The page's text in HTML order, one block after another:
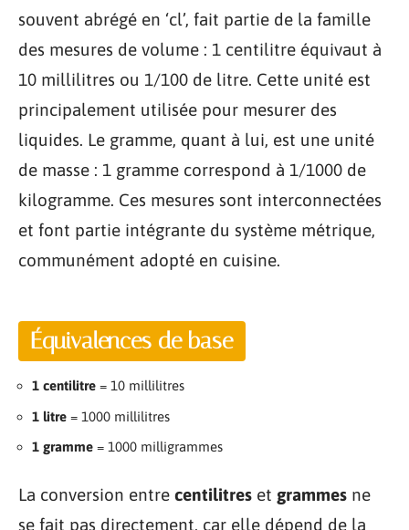
souvent abrégé en ‘cl’, fait partie de la famille
des mesures de volume : 1 centilitre équivaut à
10 millilitres ou 1/100 de litre. Cette unité est
principalement utilisée pour mesurer des
liquides. Le gramme, quant à lui, est une unité
de masse : 1 gramme correspond à 1/1000 de
kilogramme. Ces mesures sont interconnectées
et font partie intégrante du système métrique,
communément adopté en cuisine.
Équivalences de base
1 centilitre = 10 millilitres
1 litre = 1000 millilitres
1 gramme = 1000 milligrammes
La conversion entre centilitres et grammes ne
se fait pas directement, car elle dépend de la